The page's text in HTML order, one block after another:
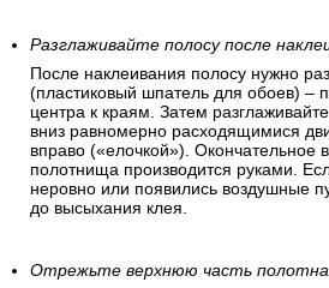
Разглаживайте полосу после
После наклеивания полосу нужно
(пластиковый шпатель для обоев) –
центра к краям. Затем
вниз равномерно расходящимися
вправо («елочкой»). Окончательное
полотнища производится руками.
неровно или появились воздушные
до высыхания клея.
Отрежьте верхнюю часть